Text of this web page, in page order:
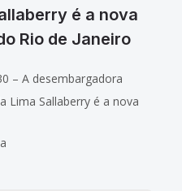
é a nova
Rio de Janeiro
– A desembargadora
Lima Sallaberry é a nova